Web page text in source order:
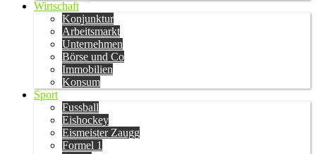
Wirtschaft
Konjunktur
Arbeitsmarkt
Unternehmen
Börse und Co
Immobilien
Konsum
Sport
Fussball
Eishockey
Eismeister Zaugg
Formel 1